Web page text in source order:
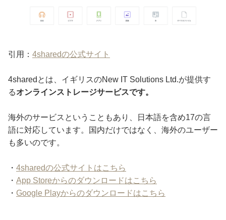
引用： 4sharedの公式サイト
4sharedとは、イギリスのNew IT Solutions Ltd.が提供す
るオンラインストレージサービスです。
海外のサービスということもあり、日本語を含め17の言
語に対応しています。国内だけではなく、海外のユーザー
も多いのです。
・ 4sharedの公式サイトはこちら
・ App Storeからのダウンロードはこちら
・ Google Playからのダウンロードはこちら